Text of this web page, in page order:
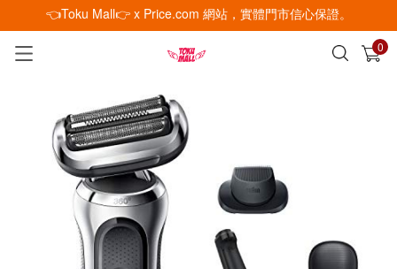
👈Toku Mall👉 x Price.com 網站，實體門市信心保證。
0
已加入購物車 查看